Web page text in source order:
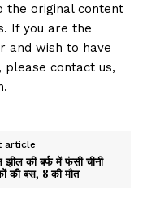
the original content
If you are the
and wish to have
contact us,
article
झील की बर्फ में फंसी चीनी
की बस, 8 की मौत